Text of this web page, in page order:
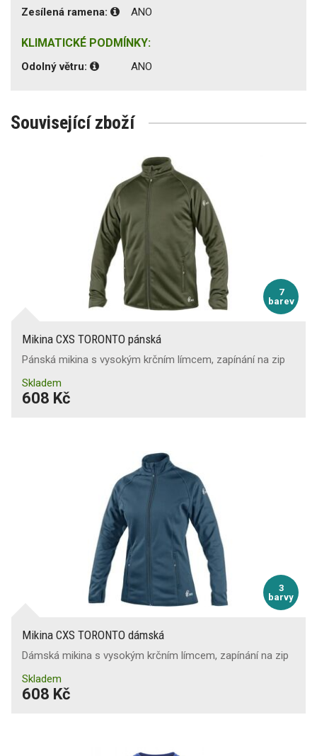
Zesílená ramena: ANO
KLIMATICKÉ PODMÍNKY:
Odolný větru: ANO
Související zboží
7
barev
Mikina CXS TORONTO pánská
Pánská mikina s vysokým krčním límcem, zapínání na zip
Skladem
608 Kč
3
barvy
Mikina CXS TORONTO dámská
Dámská mikina s vysokým krčním límcem, zapínání na zip
Skladem
608 Kč